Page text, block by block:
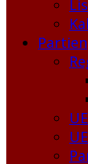
Partien